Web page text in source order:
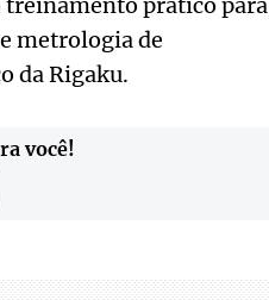
metrologia de
da Rigaku.
você!